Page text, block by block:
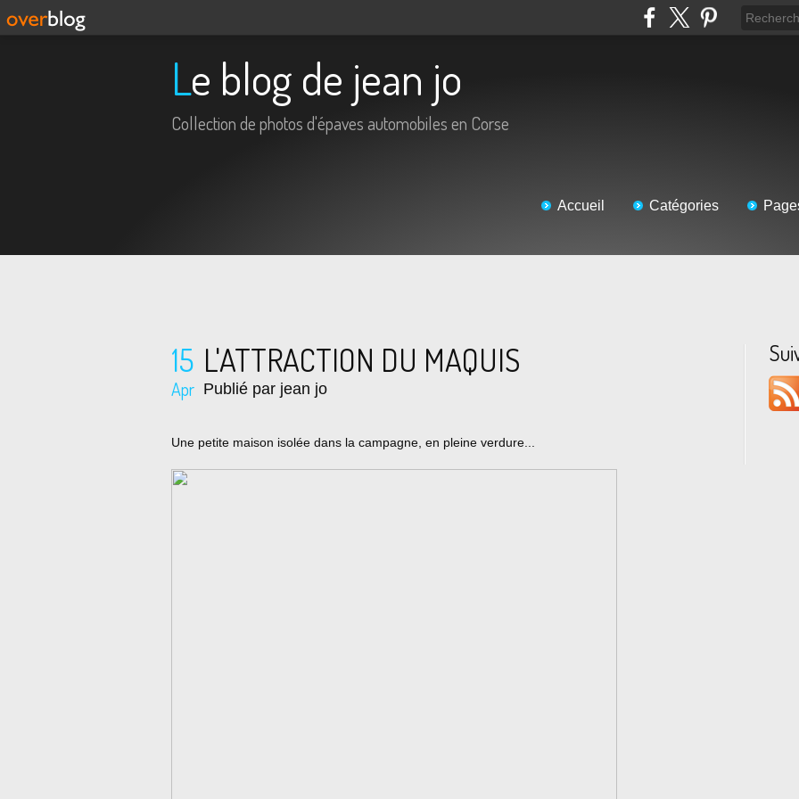
Le blog de jean jo
Collection de photos d'épaves automobiles en Corse
Accueil Catégories
15
Apr
L'ATTRACTION DU MAQUIS
Publié par jean jo
Une petite maison isolée dans la campagne, en pleine verdure...